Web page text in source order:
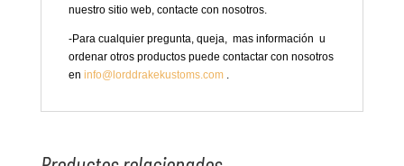
nuestro sitio web, contacte con nosotros.
-Para cualquier pregunta, queja, mas información u
ordenar otros productos puede contactar con nosotros
en info@lorddrakekustoms.com.